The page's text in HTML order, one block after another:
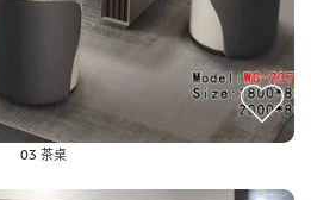
03 茶桌